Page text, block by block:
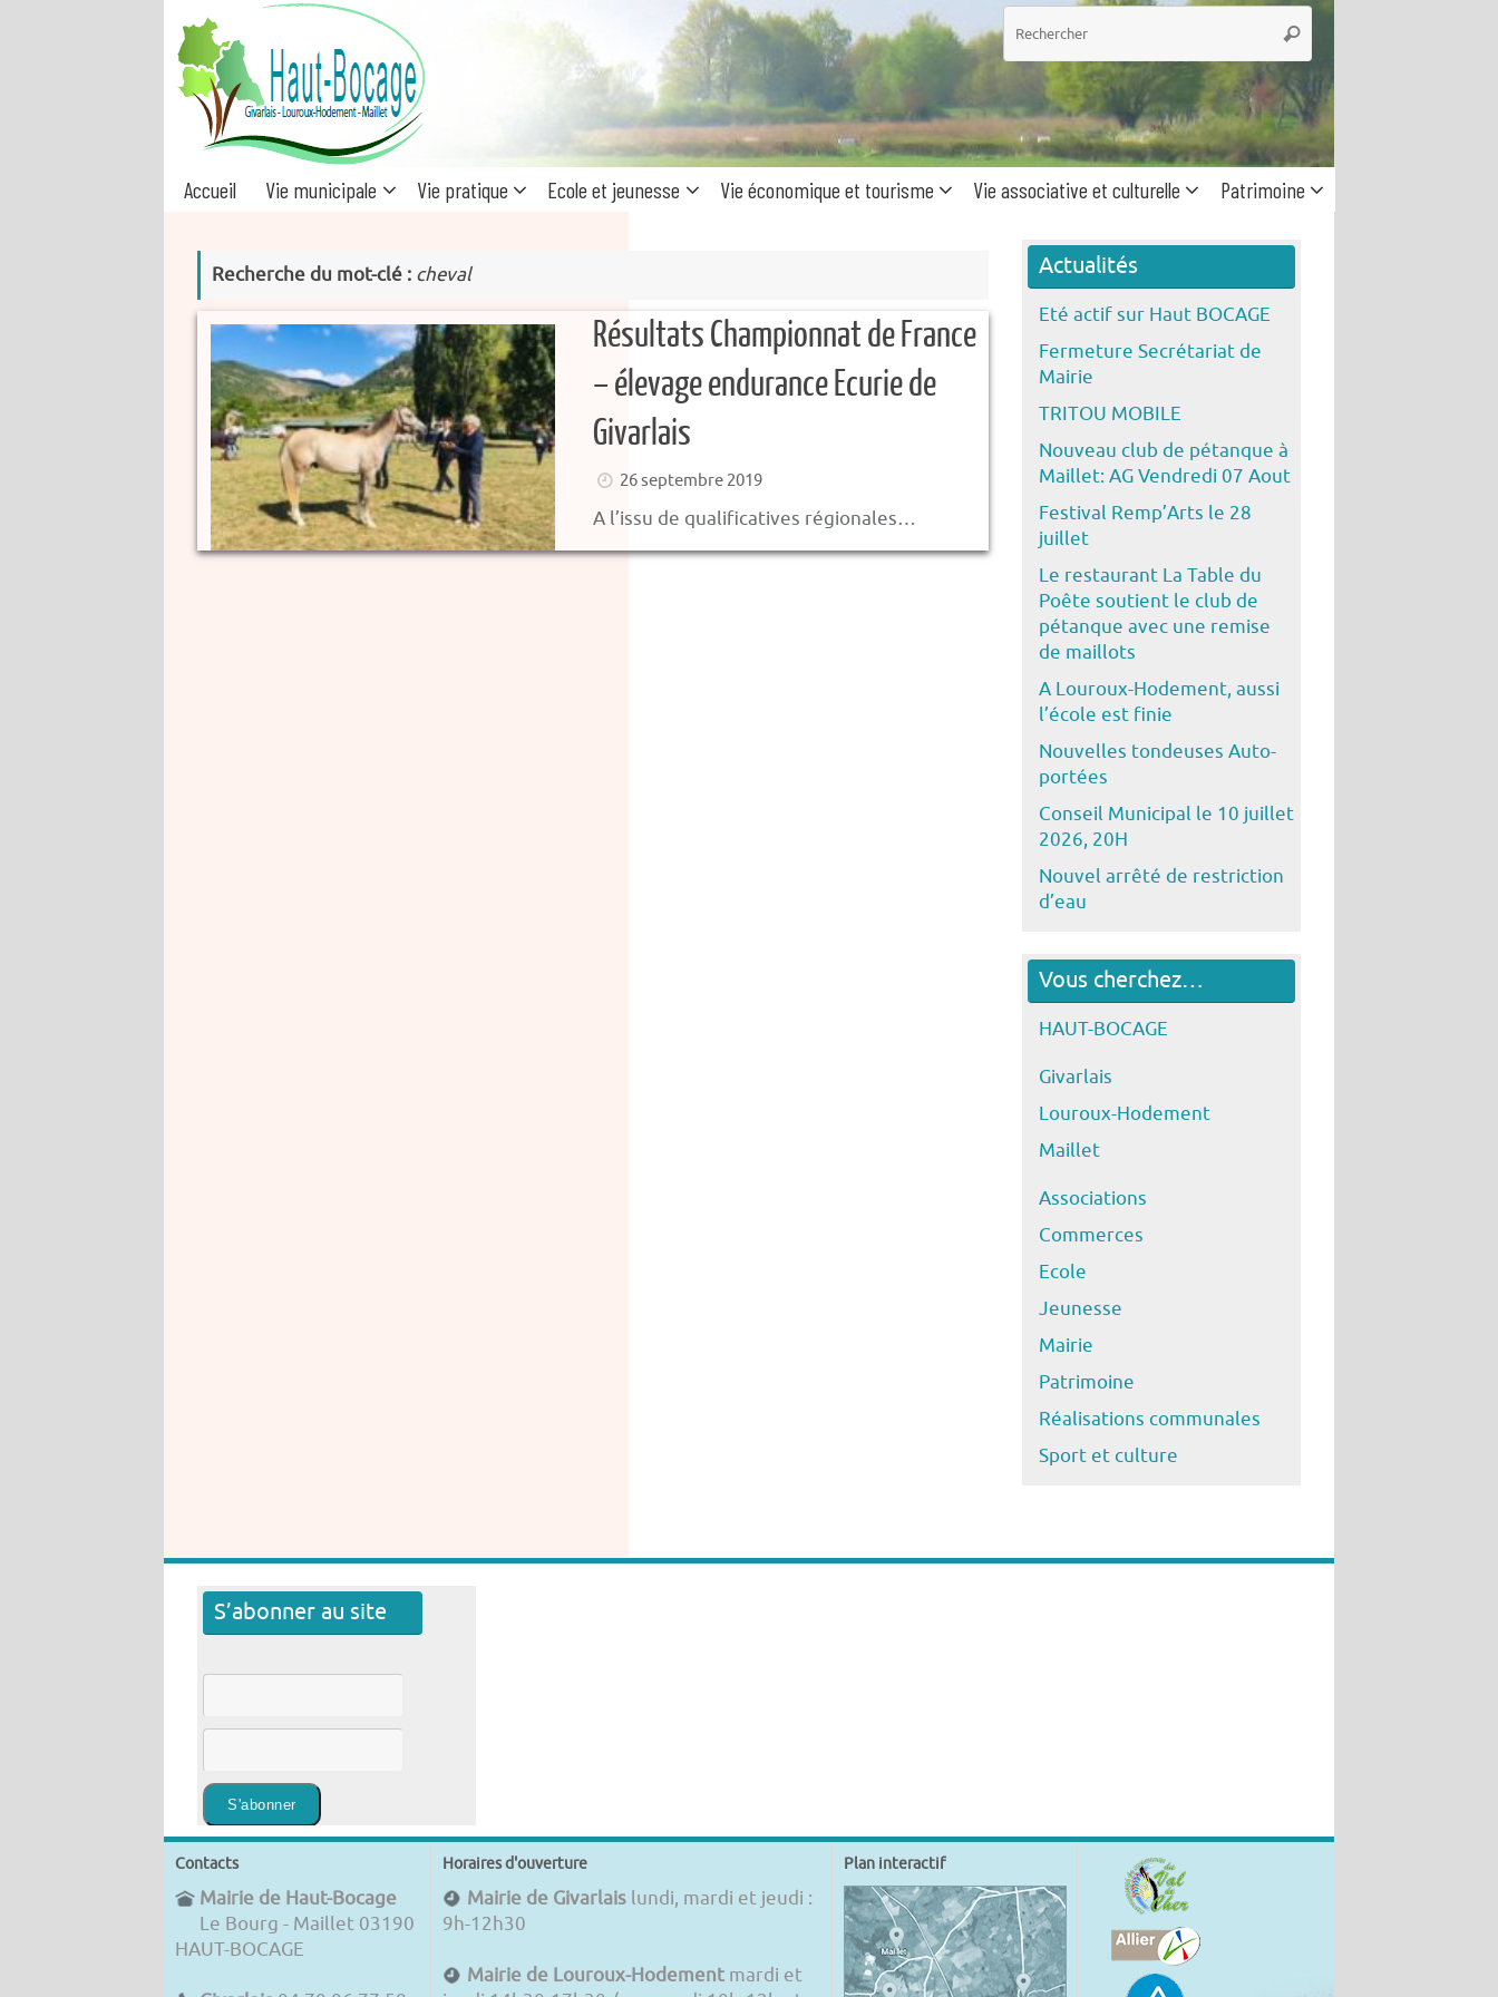
Recherche
pour
Rechercher
Accueil Vie municipale Vie pratique Ecole et jeunesse Vie économique et tourisme Vie associative et culturelle Patrimoine
Recherche du mot-clé : cheval
Résultats Championnat de France
– élevage endurance Ecurie de
Givarlais
26 septembre 2019
A l’issu de qualificatives régionales…
Actualités
Eté actif sur Haut BOCAGE
Fermeture Secrétariat de
Mairie
TRITOU MOBILE
Nouveau club de pétanque à
Maillet: AG Vendredi 07 Aout
Festival Remp’Arts le 28
juillet
Le restaurant La Table du
Poête soutient le club de
pétanque avec une remise
de maillots
A Louroux-Hodement, aussi
l’école est finie
Nouvelles tondeuses Auto-
portées
Conseil Municipal le 10 juillet
2026, 20H
Nouvel arrêté de restriction
d’eau
Vous cherchez…
HAUT-BOCAGE
Givarlais
Louroux-Hodement
Maillet
Associations
Commerces
Ecole
Jeunesse
Mairie
Patrimoine
Réalisations communales
Sport et culture
S’abonner au site
Contacts
Mairie de Haut-Bocage
Le Bourg - Maillet 03190
HAUT-BOCAGE
Horaires d'ouverture
Mairie de Givarlais lundi, mardi et jeudi :
9h-12h30
Mairie de Louroux-Hodement mardi et
Plan interactif